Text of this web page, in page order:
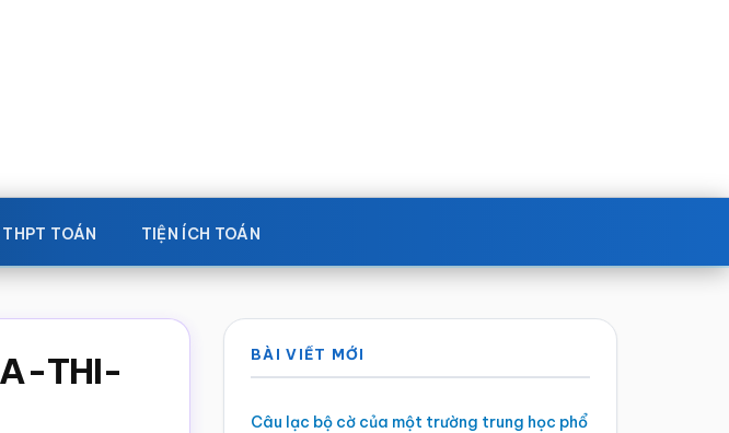
TOÁN TIỆN ÍCH TOÁN
THI-
Sidebar
chính
BÀI VIẾT MỚI
Câu lạc bộ cờ của một trường trung học phổ